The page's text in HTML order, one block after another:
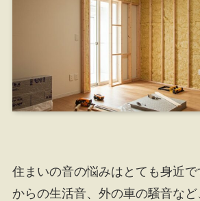
住まいの音の悩みはとても身近
からの生活音、外の車の騒音な